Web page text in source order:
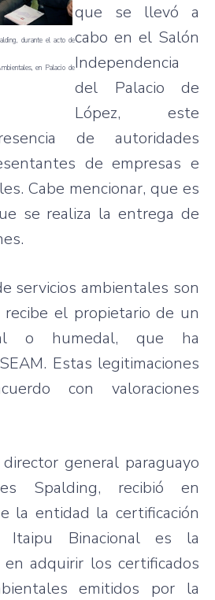
durante el acto de
en Palacio de
que se llevó a
cabo en el Salón
Independencia
del Palacio de
López, este
de autoridades
de empresas e
Cabe mencionar, que es
se realiza la entrega de
servicios ambientales son
el propietario de un
o humedal, que ha
Estas legitimaciones
con valoraciones
general paraguayo
Spalding, recibió en
la entidad la certificación
Itaipu Binacional es la
adquirir los certificados
emitidos por la